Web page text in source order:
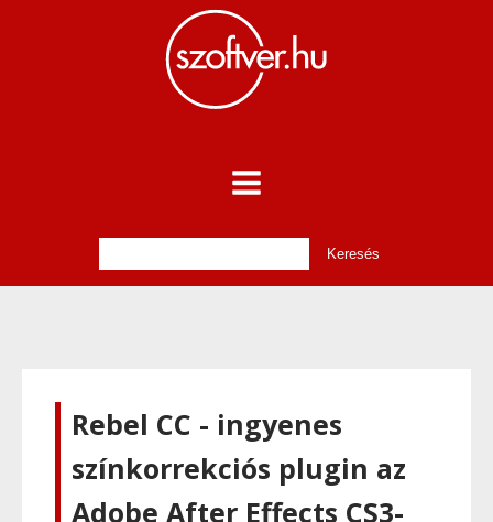
Rebel CC - ingyenes
színkorrekciós plugin az
Adobe After Effects CS3-